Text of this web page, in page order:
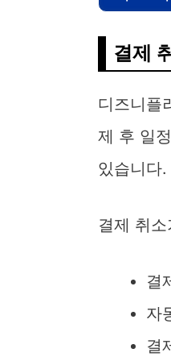
결제
디즈니플
제 후 일
있습니다.
결제 취
결
자
결